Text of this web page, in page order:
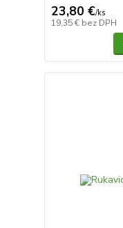
23,80 €/ks
19,35 € bez DPH